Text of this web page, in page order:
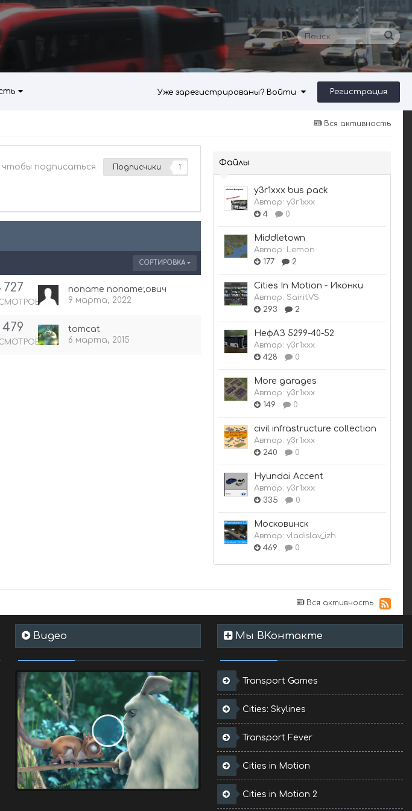
Уже зарегистрированы? Войти Регистрация
Вся активность
подписаться Подписчики 1
СОРТИРОВКА
727
noname noname;ович
9 марта, 2022
479
tomcat
6 марта, 2015
Файлы
y3r1xxx bus pack
Автор: y3r1xxx
4
0
Middletown
Автор: Lemon
177
2
Cities In Motion - Иконки
Автор: SairitVS
293
2
НефАЗ 5299-40-52
Автор: y3r1xxx
428
0
More garages
Автор: y3r1xxx
149
0
civil infrastructure collection
Автор: y3r1xxx
240
0
Hyundai Accent
Автор: y3r1xxx
335
0
Московинск
Автор: vladislav_izh
469
0
Вся активность
Видео Мы ВКонтакте
Transport Games
Cities: Skylines
Transport Fever
Cities in Motion
Cities in Motion 2